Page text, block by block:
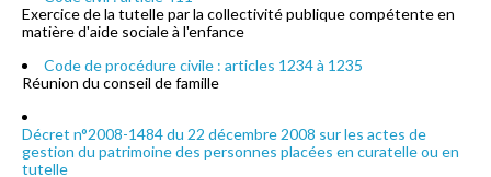
Exercice de la tutelle par la collectivité publique compétente en
matière d'aide sociale à l'enfance
Code de procédure civile : articles 1234 à 1235
Réunion du conseil de famille
Décret n°2008-1484 du 22 décembre 2008 sur les actes de
gestion du patrimoine des personnes placées en curatelle ou en
tutelle